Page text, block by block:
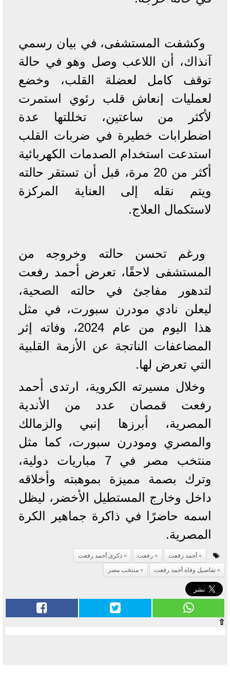
وكشفت المستشفى، في بيان رسمي
آنذاك، أن اللاعب وصل وهو في حالة
توقف كامل لعضلة القلب، وخضع
لعمليات إنعاش قلب رئوي استمرت
لأكثر من ساعتين، تخللتها عدة
اضطرابات خطيرة في ضربات القلب
استدعت استخدام الصدمات الكهربائية
أكثر من 20 مرة، قبل أن تستقر حالته
ويتم نقله إلى العناية المركزة
لاستكمال العلاج.
ورغم تحسن حالته وخروجه من
المستشفى لاحقًا، تعرض أحمد رفعت
لتدهور مفاجئ في حالته الصحية،
ليعلن نادي مودرن سبورت، في مثل
هذا اليوم من عام 2024، وفاته إثر
المضاعفات الناتجة عن الأزمة القلبية
التي تعرض لها.
وخلال مسيرته الكروية، ارتدى أحمد
رفعت قمصان عدد من الأندية
المصرية، أبرزها إنبي والزمالك
والمصري ومودرن سبورت، كما مثل
منتخب مصر في 7 مباريات دولية،
وترك بصمة مميزة بموهبته وأخلاقه
داخل وخارج المستطيل الأخضر، ليظل
اسمه حاضرًا في ذاكرة جماهير الكرة
المصرية.
أحمد رفعت رفعت
ذكرى أحمد رفعت
تفاصيل وفاة أحمد رفعت
منتخب مصر
⇧